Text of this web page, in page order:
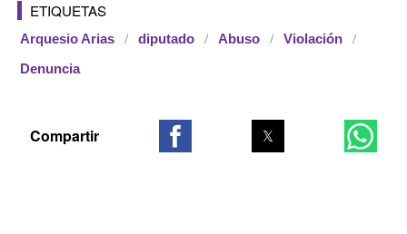
ETIQUETAS
Arquesio Arias diputado Abuso Violación
Denuncia